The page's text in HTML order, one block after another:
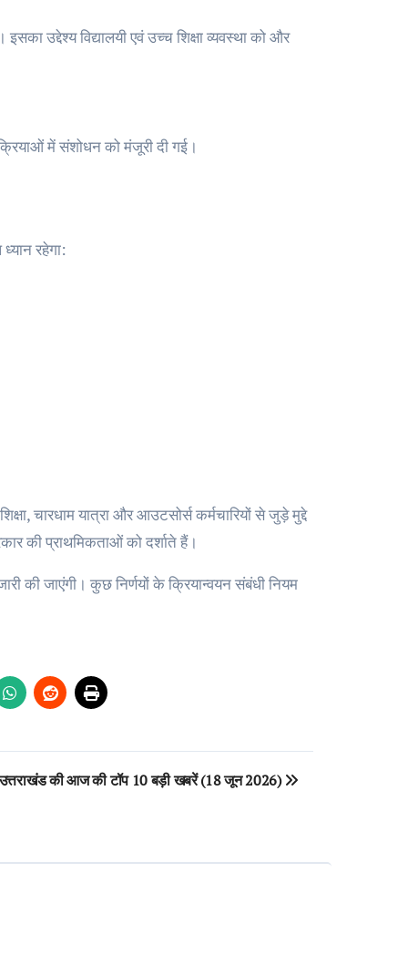
उद्देश्य विद्यालयी एवं उच्च शिक्षा व्यवस्था को और
में संशोधन को मंजूरी दी गई।
रहेगा:
चारधाम यात्रा और आउटसोर्स कर्मचारियों से जुड़े मुद्दे
की प्राथमिकताओं को दर्शाते हैं।
की जाएंगी। कुछ निर्णयों के क्रियान्वयन संबंधी नियम
की आज की टॉप 10 बड़ी खबरें (18 जून 2026)